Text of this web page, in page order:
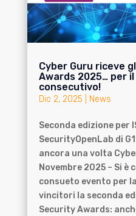
Cyber Guru riceve
Awards 2025… per
consecutivo!
Dic 2, 2025 News
Seconda edizione per
SecurityOpenLab di
ancora una volta
Novembre 2025 – Si è
consueto evento per
vincitori la seconda
Security Awards: